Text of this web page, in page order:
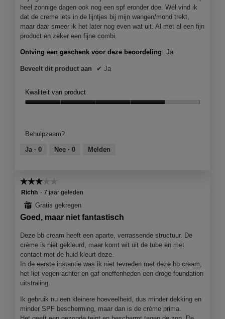
heel zonnige dagen ook nog een spf eronder doe. Wél vind ik
dat de creme iets in de lijntjes bij mijn wangen/mond trekt,
maar daar smeer ik het later nog even wat uit. Al met al een fijn
product en zeker een fijne combi.
Ontving een geschenk voor deze beoordeling Ja
Beveelt dit product aan ✔ Ja
Kwaliteit van product
4
van
Behulpzaam?
Ja · 0 Nee · 0 Melden
☆☆☆☆☆
☆☆☆☆☆
3
sterren.
Richh · 7 jaar geleden
⊞ Gratis gekregen
Goed, maar niet fantastisch
Deze bb cream heeft een aparte, verrassende structuur. De
crème is niet gekleurd, maar komt wit uit de tube en met
contact met de huid kleurt deze.
In de eerste instantie was ik niet tevreden met deze bb cream,
het liet vegen achter en gaf oneffenheden een droge foundation
uitstraling.
Ik gebruik nu een kleinere hoeveelheid, dus minder dekking en
minder SPF bescherming, maar dan is de crème prima.